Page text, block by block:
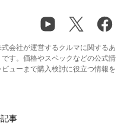
会社が運営するクルマに関するあ
す。価格やスペックなどの公式情
ューまで購入検討に役立つ情報を
事